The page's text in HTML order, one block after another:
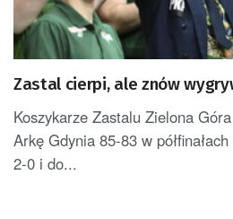
Zastal cierpi, ale znów
Koszykarze Zastalu Zielona
Arkę Gdynia 85-83 w
2-0 i do...